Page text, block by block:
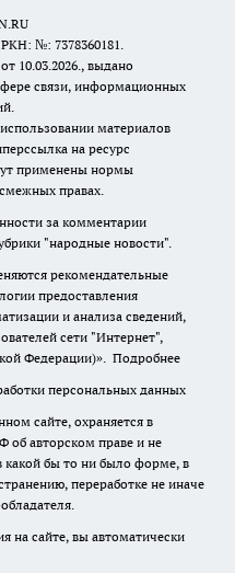
№: 7378360181.
10.03.2026., выдано
связи, информационных
материалов
на ресурс
применены нормы
правах.
за комментарии
"народные новости".
рекомендательные
предоставления
и анализа сведений,
сети "Интернет",
Федерации)». Подробнее
персональных данных
сайте, охраняется в
об авторском праве и не
бы то ни было форме, в
переработке не иначе
на сайте, вы автоматически